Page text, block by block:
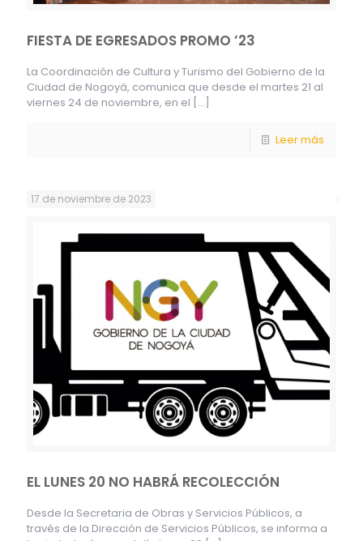
FIESTA DE EGRESADOS PROMO ’23
La Coordinación de Cultura y Turismo del Gobierno de la
Ciudad de Nogoyá, comunica que desde el martes 21 al
viernes 24 de noviembre, en el […]
Leer más
17 de noviembre de 2023
EL LUNES 20 NO HABRÁ RECOLECCIÓN
Desde la Secretaria de Obras y Servicios Públicos, a
través de la Dirección de Servicios Públicos, se informa a